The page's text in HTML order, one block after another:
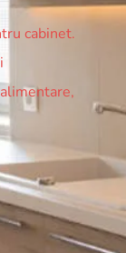
cabinet.